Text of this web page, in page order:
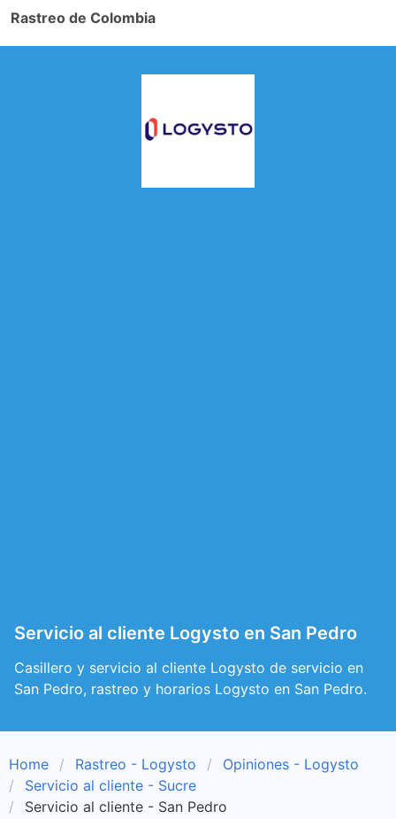
Rastreo de Colombia
Servicio al cliente Logysto en San Pedro
Casillero y servicio al cliente Logysto de servicio en
San Pedro, rastreo y horarios Logysto en San Pedro.
Home Rastreo - Logysto
Opiniones - Logysto
Servicio al cliente - Sucre
Servicio al cliente - San Pedro